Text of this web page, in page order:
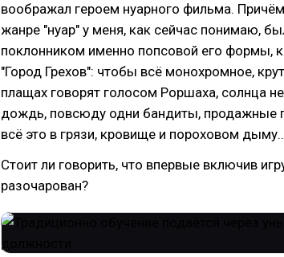
воображал героем нуарного фильма.
жанре "нуар" у меня, как сейчас понимаю,
поклонником именно попсовой его формы,
"Город Грехов": чтобы всё монохромное,
плащах говорят голосом Роршаха, солнца
дождь, повсюду одни бандиты, продажные
всё это в грязи, кровище и пороховом
Стоит ли говорить, что впервые включив
разочарован?